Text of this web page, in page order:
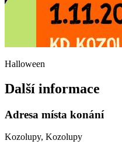
Halloween
Další informace
Adresa místa konání
Kozolupy, Kozolupy